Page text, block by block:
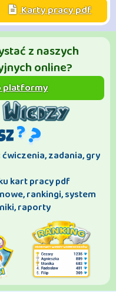
Karty pracy pdf
z naszych
online?
platformy
zadania, gry
kart pracy pdf
rankingi, system
raporty